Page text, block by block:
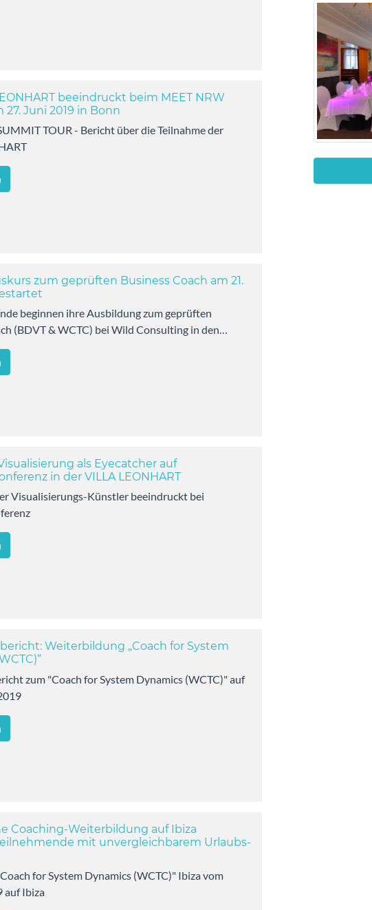
beeindruckt beim MEET NRW
27. Juni 2019 in Bonn
TOUR - Bericht über die Teilnahme der
zum geprüften Business Coach am 21.
beginnen ihre Ausbildung zum geprüften
(BDVT & WCTC) bei Wild Consulting in den…
als Eyecatcher auf
in der VILLA LEONHART
Visualisierungs-Künstler beeindruckt bei
Weiterbildung „Coach for System
zum "Coach for System Dynamics (WCTC)" auf
Coaching-Weiterbildung auf Ibiza
mit unvergleichbarem Urlaubs-
for System Dynamics (WCTC)" Ibiza vom
auf Ibiza